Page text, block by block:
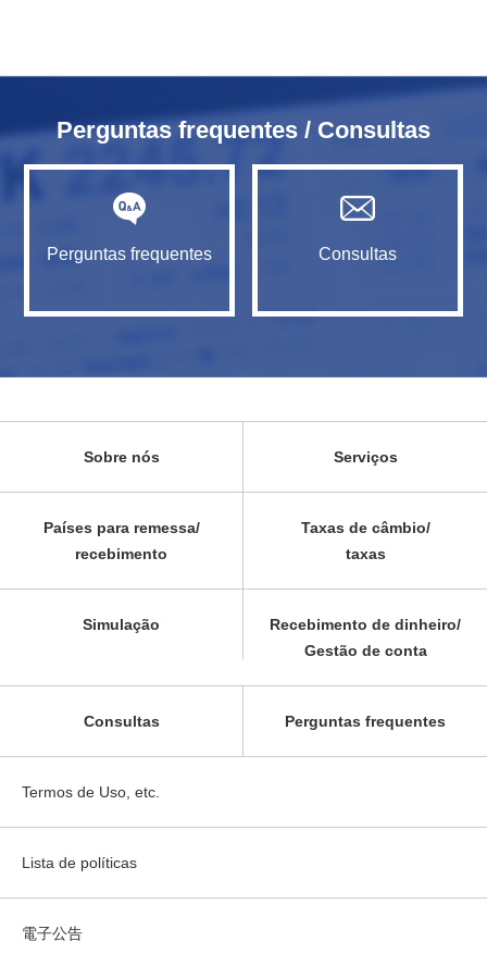
Perguntas frequentes / Consultas
Perguntas frequentes Consultas
Sobre nós Serviços
Países para remessa/
recebimento
Taxas de câmbio/
taxas
Simulação
Recebimento de dinheiro/
Gestão de conta
Consultas Perguntas frequentes
Termos de Uso, etc.
Lista de políticas
電子公告